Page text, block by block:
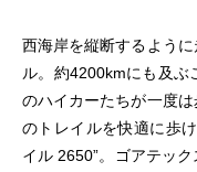
西海岸を縦断するよう
ル。約4200kmにも及ぶ
のハイカーたちが一度
のトレイルを快適に歩
イル 2650”。ゴアテッ